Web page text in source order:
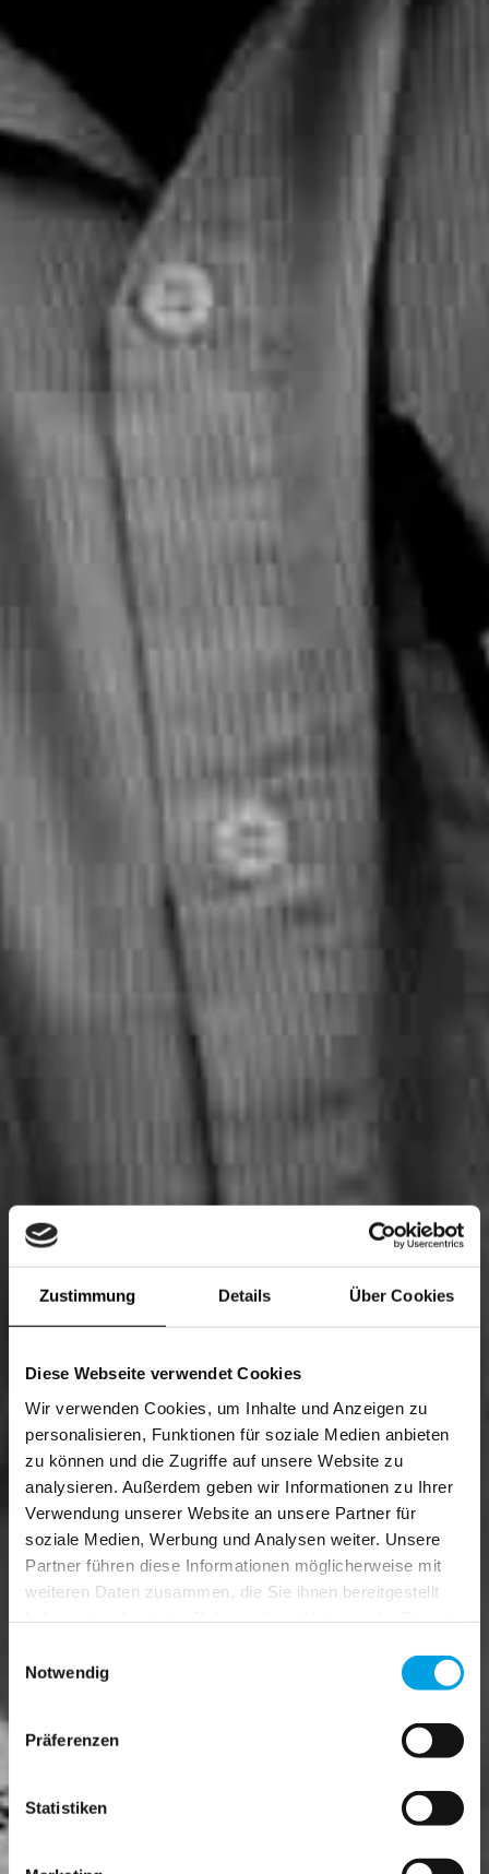
Zustimmung Details Über Cookies
Diese Webseite verwendet Cookies
Wir verwenden Cookies, um Inhalte und Anzeigen zu
personalisieren, Funktionen für soziale Medien anbieten
zu können und die Zugriffe auf unsere Website zu
analysieren. Außerdem geben wir Informationen zu Ihrer
Verwendung unserer Website an unsere Partner für
soziale Medien, Werbung und Analysen weiter. Unsere
Partner führen diese Informationen möglicherweise mit
weiteren Daten zusammen, die Sie ihnen bereitgestellt
Notwendig
Präferenzen
Statistiken